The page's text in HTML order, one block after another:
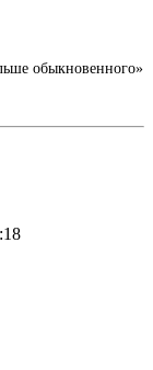
обыкновенного»